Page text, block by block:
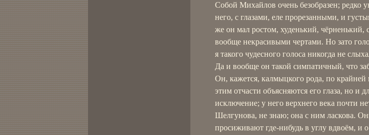
Собой Михайлов очень безобразен; редко
него, с глазами, еле прорезанными, и
же он мал ростом, худенький, чёрненький,
вообще некрасивыми чертами. Но зато
я такого чудесного голоса никогда не
Да и вообще он такой симпатичный, что
Он, кажется, калмыцкого рода, по крайней
этим отчасти объясняются его глаза, но и
исключение; у него верхнего века почти
Шелгунова, не знаю; она с ним ласкова.
просиживают где-нибудь в углу вдвоём, и